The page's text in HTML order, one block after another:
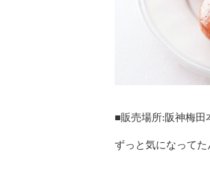
■販売場所:阪神梅田
ずっと気になって